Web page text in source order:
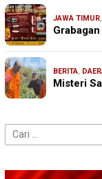
JAWA TIMUR,
BERITA,
Misteri
Cari
untuk: